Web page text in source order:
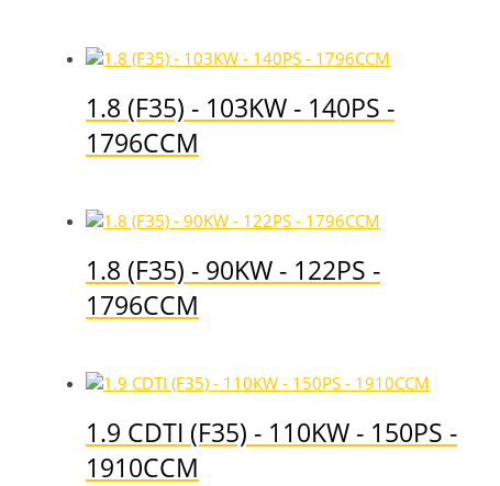
1.8 (F35) - 103KW - 140PS -
1796CCM
1.8 (F35) - 90KW - 122PS -
1796CCM
1.9 CDTI (F35) - 110KW - 150PS -
1910CCM